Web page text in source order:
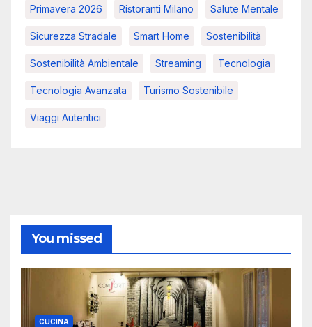
Primavera 2026 Ristoranti Milano Salute Mentale
Sicurezza Stradale Smart Home Sostenibilità
Sostenibilità Ambientale Streaming Tecnologia
Tecnologia Avanzata Turismo Sostenibile
Viaggi Autentici
You missed
CUCINA